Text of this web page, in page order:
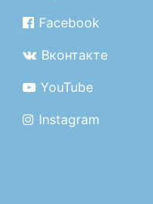
Facebook
Вконтакте
YouTube
Instagram